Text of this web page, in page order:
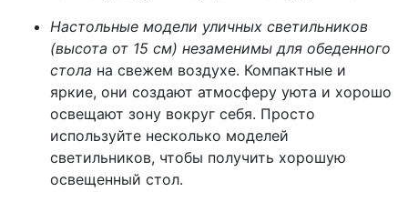
Настольные модели уличных светильников
(высота от 15 см) незаменимы для обеденного
стола на свежем воздухе. Компактные и
яркие, они создают атмосферу уюта и хорошо
освещают зону вокруг себя. Просто
используйте несколько моделей
светильников, чтобы получить хорошую
освещенный стол.